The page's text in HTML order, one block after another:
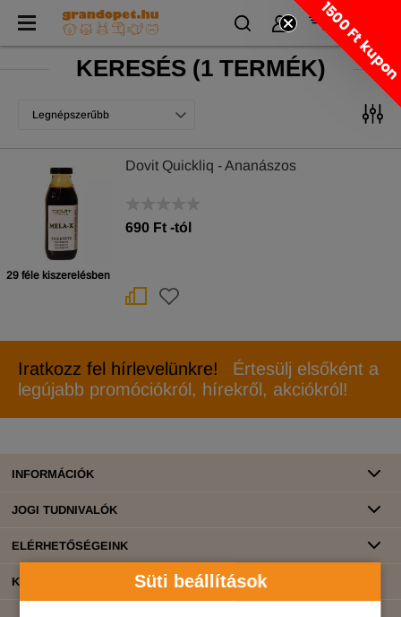
Süti beállítások
KERESÉS(1 TERMÉK)
Legnépszerűbb
29 féle kiszerelésben
Dovit Quickliq - Ananászos
690 Ft -tól
Iratkozz fel hírlevelünkre!
Értesülj elsőként a
legújabb promóciókról, hírekről, akciókról!
INFORMÁCIÓK
JOGI TUDNIVALÓK
ELÉRHETŐSÉGEINK
KATEGÓRIÁK
1500 Ft